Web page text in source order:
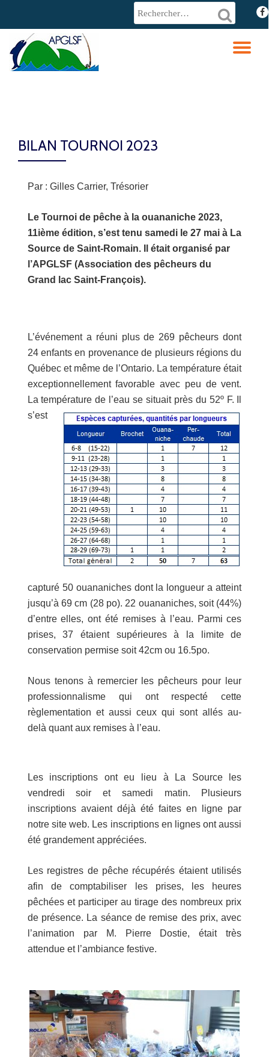
Aller
contenu
fa-
BILAN TOURNOI 2023
Par : Gilles Carrier, Trésorier
Le Tournoi de pêche à la ouananiche 2023,
11ième édition, s’est tenu samedi le 27 mai à La
Source de Saint-Romain. Il était organisé par
l’APGLSF (Association des pêcheurs du
Grand lac Saint-François).
L’événement a réuni plus de 269 pêcheurs dont
24 enfants en provenance de plusieurs régions du
Québec et même de l’Ontario. La température était
exceptionnellement favorable avec peu de vent.
La température de l’eau se situait près du 52º F.
s’est
capturé 50 ouananiches dont la longueur a atteint
jusqu’à 69 cm (28 po). 22 ouananiches, soit (44%)
d’entre elles, ont été remises à l’eau. Parmi ces
prises, 37 étaient supérieures à la limite de
conservation permise soit 42cm ou 16.5po.
Nous tenons à remercier les pêcheurs pour leur
professionnalisme qui ont respecté cette
règlementation et aussi ceux qui sont allés au-
delà quant aux remises à l’eau.
Les inscriptions ont eu lieu à La Source les
vendredi soir et samedi matin. Plusieurs
inscriptions avaient déjà été faites en ligne par
notre site web. Les inscriptions en lignes ont aussi
été grandement appréciées.
Les registres de pêche récupérés étaient utilisés
afin de comptabiliser les prises, les heures
pêchées et participer au tirage des nombreux prix
de présence. La séance de remise des prix, avec
l’animation par M. Pierre Dostie, était très
attendue et l’ambiance festive.